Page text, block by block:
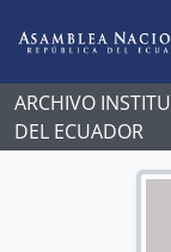
ARCHIVO
DEL ECUADOR